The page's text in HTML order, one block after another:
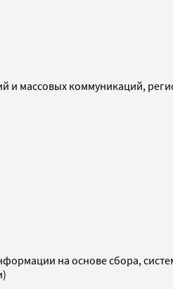
и массовых коммуникаций,
на основе сбора,